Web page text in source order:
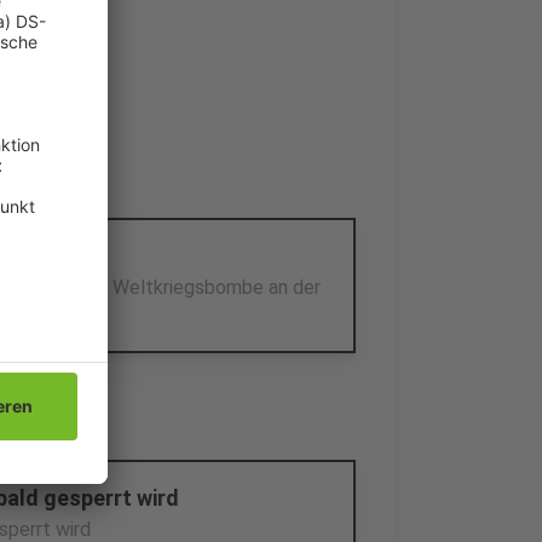
90,1!
Fundort der Weltkriegsbombe an der
gesperrt wird
wird